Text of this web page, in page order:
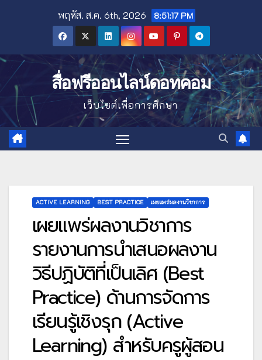
พฤหัส. ส.ค. 6th, 2026 8:51:19 PM
สื่อฟรีออนไลน์ดอทคอม
เว็บไซต์เพื่อการศึกษา
ACTIVE LEARNING BEST PRACTICE เผยแพร่ผลงานวิชาการ
เผยแพร่ผลงานวิชาการ
รายงานการนำเสนอผลงาน
วิธีปฏิบัติที่เป็นเลิศ (Best
Practice) ด้านการจัดการ
เรียนรู้เชิงรุก (Active
Learning) สำหรับครูผู้สอน